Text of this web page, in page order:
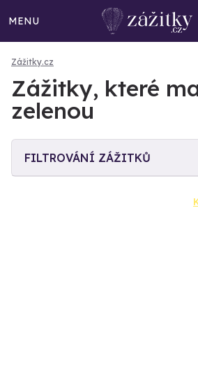
MENU
Zážitky.cz
Zážitky, které
zelenou
FILTROVÁNÍ ZÁŽITKŮ